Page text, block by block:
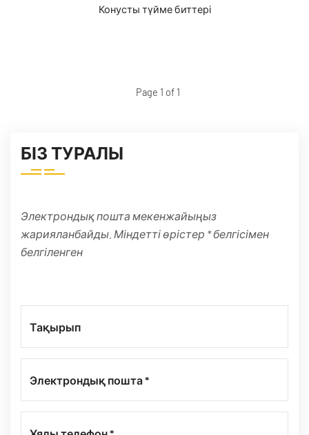
Конусты түйме биттері
Page 1 of 1
БІЗ ТУРАЛЫ
Электрондық пошта мекенжайыңыз
жарияланбайды. Міндетті өрістер * белгісімен
белгіленген